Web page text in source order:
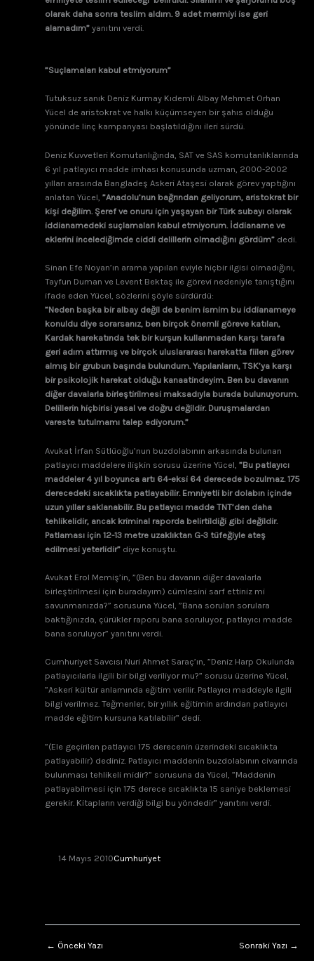
olarak daha sonra teslim aldım. 9 adet mermiyi ise geri
alamadım” yanıtını verdi.
”Suçlamaları kabul etmiyorum”
Tutuksuz sanık Deniz Kurmay Kıdemli Albay Mehmet Orhan
Yücel de aristokrat ve halkı küçümseyen bir şahıs olduğu
yönünde linç kampanyası başlatıldığını ileri sürdü.
Deniz Kuvvetleri Komutanlığında, SAT ve SAS komutanlıklarında
6 yıl patlayıcı madde imhası konusunda uzman, 2000-2002
yılları arasında Bangladeş Askeri Ataşesi olarak görev yaptığını
anlatan Yücel, ”Anadolu’nun bağrından geliyorum, aristokrat bir
kişi değilim. Şeref ve onuru için yaşayan bir Türk subayı olarak
iddianamedeki suçlamaları kabul etmiyorum. İddianame ve
eklerini incelediğimde ciddi delillerin olmadığını gördüm” dedi.
Sinan Efe Noyan’ın arama yapılan eviyle hiçbir ilgisi olmadığını,
Tayfun Duman ve Levent Bektaş ile görevi nedeniyle tanıştığını
ifade eden Yücel, sözlerini şöyle sürdürdü:
”Neden başka bir albay değil de benim ismim bu iddianameye
konuldu diye sorarsanız, ben birçok önemli göreve katılan,
Kardak harekatında tek bir kurşun kullanmadan karşı tarafa
geri adım attırmış ve birçok uluslararası harekatta fiilen görev
almış bir grubun başında bulundum. Yapılanların, TSK’ya karşı
bir psikolojik harekat olduğu kanaatindeyim. Ben bu davanın
diğer davalarla birleştirilmesi maksadıyla burada bulunuyorum.
Delillerin hiçbirisi yasal ve doğru değildir. Duruşmalardan
vareste tutulmamı talep ediyorum.”
Avukat İrfan Sütlüoğlu’nun buzdolabının arkasında bulunan
patlayıcı maddelere ilişkin sorusu üzerine Yücel, ”Bu patlayıcı
maddeler 4 yıl boyunca artı 64-eksi 64 derecede bozulmaz. 175
derecedeki sıcaklıkta patlayabilir. Emniyetli bir dolabın içinde
uzun yıllar saklanabilir. Bu patlayıcı madde TNT’den daha
tehlikelidir, ancak kriminal raporda belirtildiği gibi değildir.
Patlaması için 12-13 metre uzaklıktan G-3 tüfeğiyle ateş
edilmesi yeterlidir” diye konuştu.
Avukat Erol Memiş’in, ”(Ben bu davanın diğer davalarla
birleştirilmesi için buradayım) cümlesini sarf ettiniz mi
savunmanızda?” sorusuna Yücel, ”Bana sorulan sorulara
baktığınızda, çürükler raporu bana soruluyor, patlayıcı madde
bana soruluyor” yanıtını verdi.
Cumhuriyet Savcısı Nuri Ahmet Saraç’ın, ”Deniz Harp Okulunda
patlayıcılarla ilgili bir bilgi veriliyor mu?” sorusu üzerine Yücel,
”Askeri kültür anlamında eğitim verilir. Patlayıcı maddeyle ilgili
bilgi verilmez. Teğmenler, bir yıllık eğitimin ardından patlayıcı
madde eğitim kursuna katılabilir” dedi.
”(Ele geçirilen patlayıcı 175 derecenin üzerindeki sıcaklıkta
patlayabilir) dediniz. Patlayıcı maddenin buzdolabının civarında
bulunması tehlikeli midir?” sorusuna da Yücel, ”Maddenin
patlayabilmesi için 175 derece sıcaklıkta 15 saniye beklemesi
gerekir. Kitapların verdiği bilgi bu yöndedir” yanıtını verdi.
14 Mayıs 2010Cumhuriyet
← Önceki Yazı Sonraki Yazı →